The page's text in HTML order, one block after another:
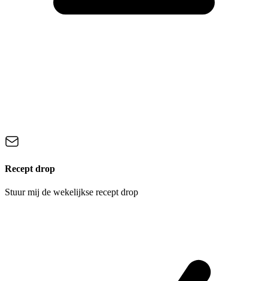
Recept drop
Stuur mij de wekelijkse recept drop